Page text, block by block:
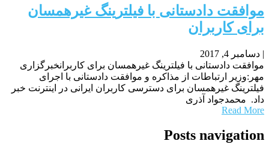
موافقت دادستانی با فیلترینگ غیرهمسان
برای کاربران
| دسامبر 4, 2017
موافقت دادستانی با فیلترینگ غیرهمسان برای کاربرانخبرگزاری
مهر:وزیر ارتباطات از مذاکره و موافقت دادستانی با اجرای
فیلترینگ غیرهمسان برای دسترسی کاربران ایرانی در اینترنت خبر
داد. محمدجواد آذری
Read More
Posts navigation